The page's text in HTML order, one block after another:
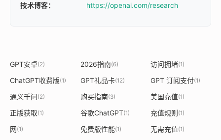
技术博客：
https://openai.com/research
GPT安卓(2) 2026指南(6) 访问拥堵(1)
ChatGPT收费版(1) GPT礼品卡(12) GPT 订阅支付(1)
通义千问(2) 购买指南(3) 美国充值(1)
正版获取(1) 谷歌ChatGPT(1) 充值规则(1)
网(1) 免费版性能(1) 无需充值(1)